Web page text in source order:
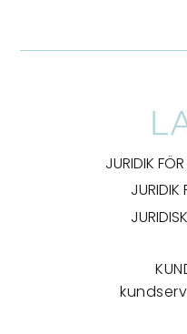
JURIDIK
JURIDIK